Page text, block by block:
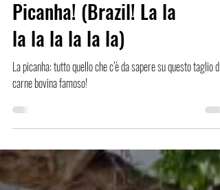
Tagli di carne bovina: la
Picanha! (Brazil! La la
la la la la la la)
La picanha: tutto quello che c’è da sapere su questo taglio di
carne bovina famoso!